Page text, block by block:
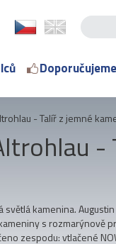
Doporučujeme
- Talíř z jemné
-
kamenina.
s rozmarýnově
zespodu: vtlačené